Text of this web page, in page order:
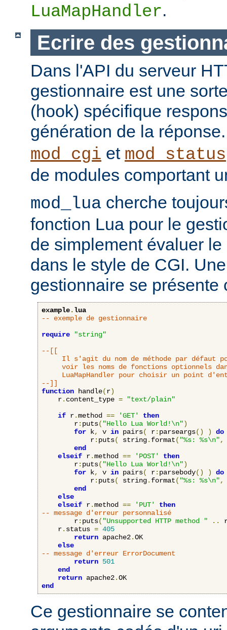
LuaMapHandler.
Ecrire des
Dans l'API du serveur
gestionnaire est une
(hook) spécifique
génération de la
mod_cgi et mod_status
de modules comportant
mod_lua cherche
fonction Lua pour le
de simplement évaluer
dans le style de CGI.
gestionnaire se présente
example.lua
-- exemple de gestionnaire
require
"string"
--[[
Il s'agit du nom de méthode par défaut
voir les noms de fonctions optionnels
LuaMapHandler pour choisir un point
--]]
function handle(r)
    r
. content_type =
"text/plain"
if r.method == 'GET'
then
    	r
: puts( "Hello Lua World!\n")
for k, v in pairs( r: parseargs() )
do
            r
: puts( string. format( "%s: %s\n",
end
elseif r.method == 'POST'
then
    	r
: puts( "Hello Lua World!\n")
for k, v in pairs( r: parsebody() )
do
            r
: puts( string. format( "%s: %s\n",
end
else
elseif r.method == 'PUT'
then
-- message d'erreur personnalisé
        r
: puts( "Unsupported HTTP method " ..
	r
. status = 405
return apache2.OK
else
-- message d'erreur ErrorDocument
return 501
end
return apache2.
end
Ce gestionnaire se